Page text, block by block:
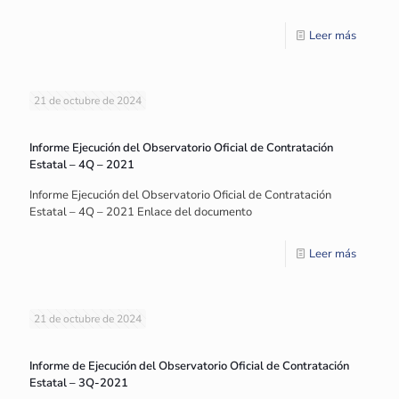
Leer más
21 de octubre de 2024
Informe Ejecución del Observatorio Oficial de Contratación
Estatal – 4Q – 2021
Informe Ejecución del Observatorio Oficial de Contratación
Estatal – 4Q – 2021 Enlace del documento
Leer más
21 de octubre de 2024
Informe de Ejecución del Observatorio Oficial de Contratación
Estatal – 3Q-2021